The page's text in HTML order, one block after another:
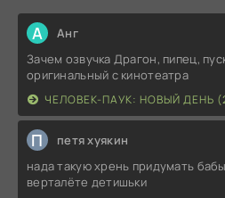
А Анг
Зачем озвучка Драгон, пипец,
оригинальный с кинотеатра
ЧЕЛОВЕК-ПАУК: НОВЫЙ ДЕНЬ
П петя хуякин
нада такую хрень придумать
верталёте детишьки